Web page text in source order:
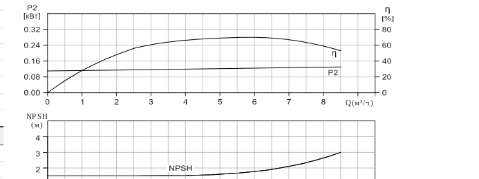
Q (м³/ч)
NPSH
(м)